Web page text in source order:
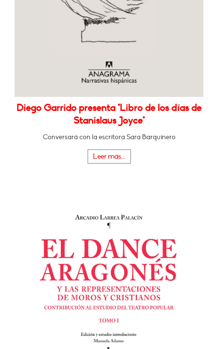
Diego Garrido presenta "Libro de los días de
Stanislaus Joyce"
Conversará con la escritora Sara Barquinero
Leer más...